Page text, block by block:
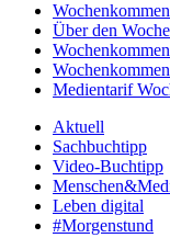
Über den
Medientarif
Aktuell
Sachbuchtipp
Video-Buchtipp
Leben digital
#Morgenstund